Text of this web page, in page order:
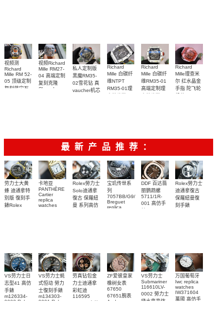
视频测
Richard
Mille RM 52-
05 顶级定制
复刻蓝宝石
视频Richard
Mille RM27-
04 高端定制
复刻克隆
Cloned
私人定制版
黑魔RM35-
02雪花钻 真
vaucher机芯
Richard
Mille 白碳纤
维NTPT
RM35-01理
Richard
Mille 白碳纤
维RM35-01
高端定制理
Richard
Mille理查米
尔 红水晶金
手指 陀飞轮
最新产品推荐：
劳力士大黄
蜂 迪通拿特
别版 復刻手
錶Rolex
卡地亚
PANTHÈRE
Cartier
replica
watches
Rolex勞力士
Solo迪通拿
復古 保羅紐
曼 系列高仿
宝玑传世系
列
7057BB/G9/9W6
Breguet
replica
DDF 百达翡
丽鹦鹉螺
5711/1R-
001 高仿手
Rolex勞力士
迪通拿復古
保羅紐曼復
刻手錶
VS劳力士日
志型41 高仿
手錶
m126334-
0002 Rolex
VS劳力士蚝
式恒动 勞力
士復刻手錶
m134303-
0001 Rolex
劳真钻包金
力士迪通拿
彩虹迪
116595
ZF爱彼皇家
橡树女表
67650
67651腕表
Audemars
VS劳力士
Submariner
116610LV-
0002 勞力士
綠水鬼高仿
万国葡萄牙
Iwc replica
watches
IW371604
萬國 高仿手